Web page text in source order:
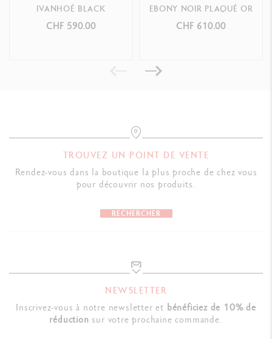
CARTOUCHES ET RECHARGES
Écrin spécifique Varius™
Dimensions : 19.5 x 9.7 x 6.5 cm
Poids : 0.700 kg
Garantie internationale à vie & Mode d'emploi inclus dans l'écrin
Swiss Made
RÉFÉRENCE DU PRODUIT
IVANHOÉ BLACK
CHF 590.00
EBONY NOIR PLAQUÉ OR
CHF 610.00
TROUVEZ UN POINT DE VENTE
Rendez-vous dans la boutique la plus proche de chez vous
pour découvrir nos produits.
RECHERCHER
NEWSLETTER
Inscrivez-vous à notre newsletter et bénéficiez de 10% de
réduction sur votre prochaine commande.